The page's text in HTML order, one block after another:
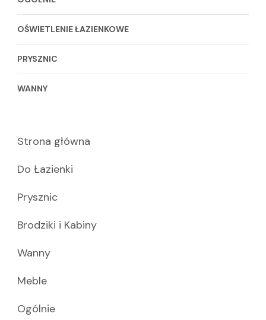
OŚWIETLENIE ŁAZIENKOWE
PRYSZNIC
WANNY
Strona główna
Do Łazienki
Prysznic
Brodziki i Kabiny
Wanny
Meble
Ogólnie